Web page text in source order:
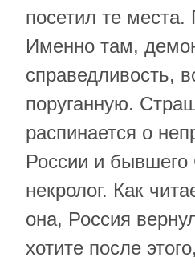
посетил те
Именно там,
справедливость,
поруганную.
распинается о
России и
некролог. Как
она, Россия
хотите после